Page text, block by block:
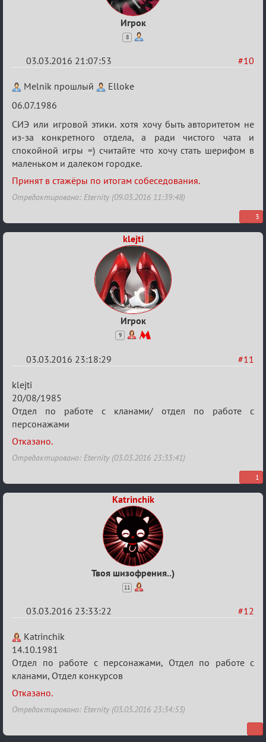
Игрок
8
#10
03.03.2016 21:07:53
Re:
Заявки
в
Авторитеты²
Melnik прошлый
Elloke
06.07.1986
СИЭ или игровой этики. хотя хочу быть авторитетом не
из-за конкретного отдела, а ради чистого чата и
спокойной игры =) считайте что хочу стать шерифом в
маленьком и далеком городке.
Принят в стажёры по итогам собеседования.
Отредактировано: Eternity (09.03.2016 11:39:48)
3
klejti
Игрок
9
#11
03.03.2016 23:18:29
Re:
Заявки
в
Авторитеты²
klejti
20/08/1985
Отдел по работе с кланами/ отдел по работе с
персонажами
Отказано.
Отредактировано: Eternity (03.03.2016 23:33:41)
1
Katrinchik
Твоя шизофрения..)
11
#12
03.03.2016 23:33:22
Re:
Заявки
в
Авторитеты²
Katrinchik
14.10.1981
Отдел по работе с персонажами, Отдел по работе с
кланами, Отдел конкурсов
Отказано.
Отредактировано: Eternity (03.03.2016 23:34:53)